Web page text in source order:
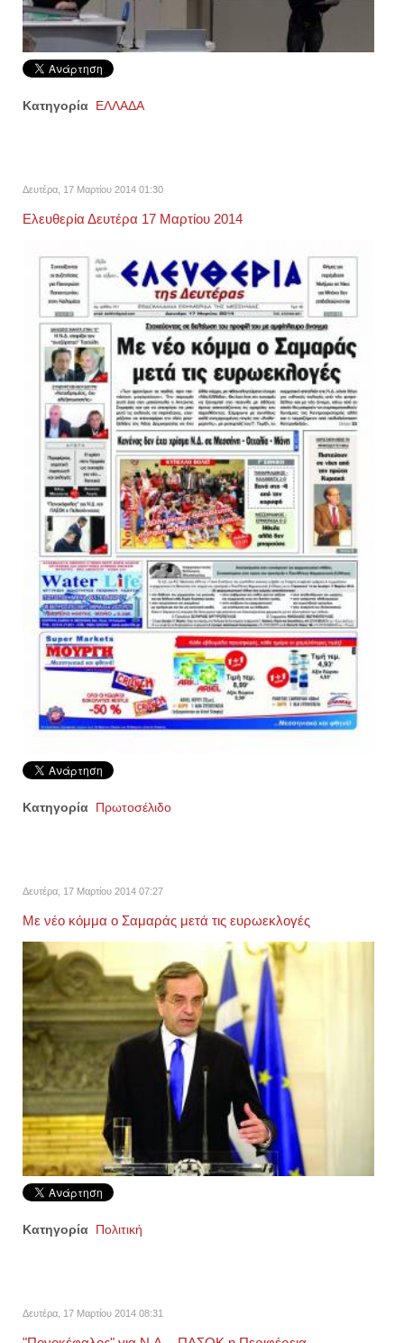
Κατηγορία ΕΛΛΑΔΑ
Δευτέρα, 17 Μαρτίου 2014 01:30
Ελευθερία Δευτέρα 17 Mαρτίου 2014
Κατηγορία Πρωτοσέλιδο
Δευτέρα, 17 Μαρτίου 2014 07:27
Με νέο κόμμα ο Σαμαράς μετά τις ευρωεκλογές
Κατηγορία Πολιτική
Δευτέρα, 17 Μαρτίου 2014 08:31